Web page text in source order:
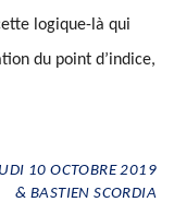
logique-là qui
du point d’indice,
10 OCTOBRE 2019
& BASTIEN SCORDIA